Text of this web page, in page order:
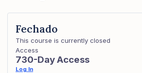
Fechado
This course is currently closed
Access
730-Day Access
Log In